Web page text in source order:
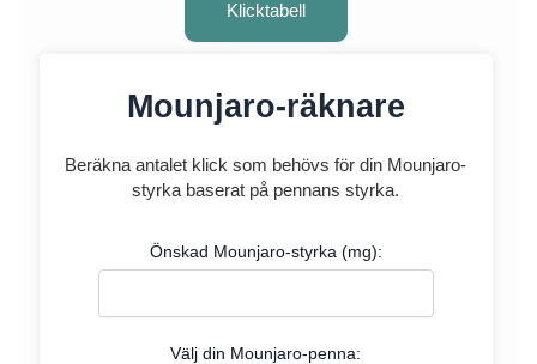
Klicktabell
Mounjaro-räknare
Beräkna antalet klick som behövs för din Mounjaro-
styrka baserat på pennans styrka.
Önskad Mounjaro-styrka (mg):
Välj din Mounjaro-penna: